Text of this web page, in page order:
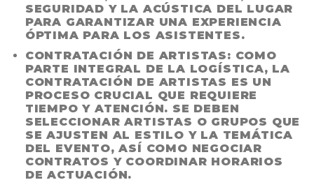
SEGURIDAD Y LA ACÚSTICA DEL LUGAR
PARA GARANTIZAR UNA EXPERIENCIA
ÓPTIMA PARA LOS ASISTENTES.
CONTRATACIÓN DE ARTISTAS: COMO
PARTE INTEGRAL DE LA LOGÍSTICA, LA
CONTRATACIÓN DE ARTISTAS ES UN
PROCESO CRUCIAL QUE REQUIERE
TIEMPO Y ATENCIÓN. SE DEBEN
SELECCIONAR ARTISTAS O GRUPOS QUE
SE AJUSTEN AL ESTILO Y LA TEMÁTICA
DEL EVENTO, ASÍ COMO NEGOCIAR
CONTRATOS Y COORDINAR HORARIOS
DE ACTUACIÓN.